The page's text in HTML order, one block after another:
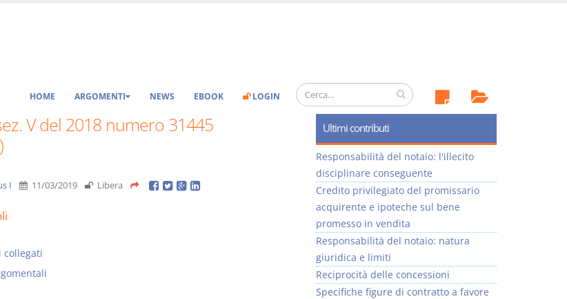
HOME ARGOMENTI NEWS EBOOK LOGIN
V del 2018 numero 31445
I 11/03/2019 Libera
collegati
Ultimi contributi
Responsabilità del notaio: l'illecito
disciplinare conseguente
Credito privilegiato del promissario
acquirente e ipoteche sul bene
promesso in vendita
Responsabilità del notaio: natura
giuridica e limiti
Reciprocità delle concessioni
Specifiche figure di contratto a favore